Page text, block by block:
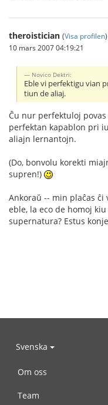
theroistician (Visa profilen)
10 mars 2007 04:19:21
Novico Dektri:
Eble vi perfektigu vian
tiun de aliaj.
Ĉu nur perfektuloj
perfektan kapablon pri
aliajn lernantojn.
(Do, bonvolu korekti
supren!)
Ankoraŭ -- min plaĉas
eble, la eco de homoj
supernatura? Estus
Svenska
Om oss
Team